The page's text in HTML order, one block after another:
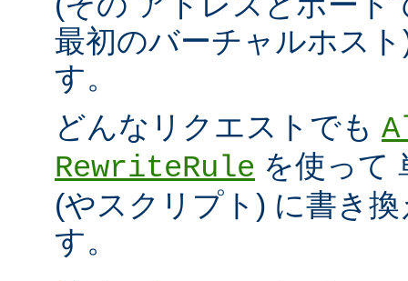
最初のバーチャルホス
す。
どんなリクエストでも
RewriteRule を使って
(やスクリプト) に書き
す。